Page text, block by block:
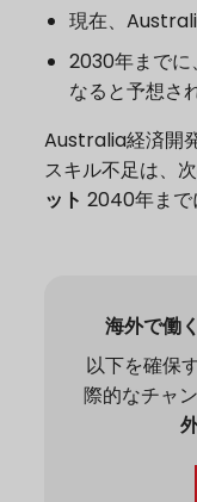
現在、
2030年までに
なると予想さ
Australia経済開
スキル不足は、
ット 2040年まで
海外で働
以下を確保
際的なチャ